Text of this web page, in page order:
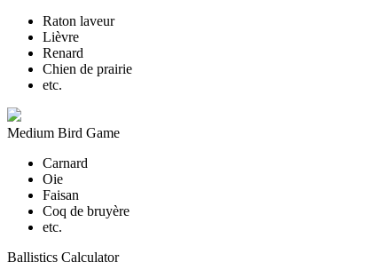
Raton laveur
Lièvre
Renard
Chien de prairie
etc.
Medium Bird Game
Carnard
Oie
Faisan
Coq de bruyère
etc.
Ballistics Calculator